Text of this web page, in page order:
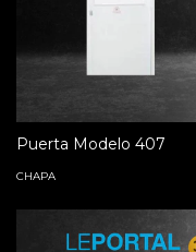
Puerta Modelo 407
CHAPA